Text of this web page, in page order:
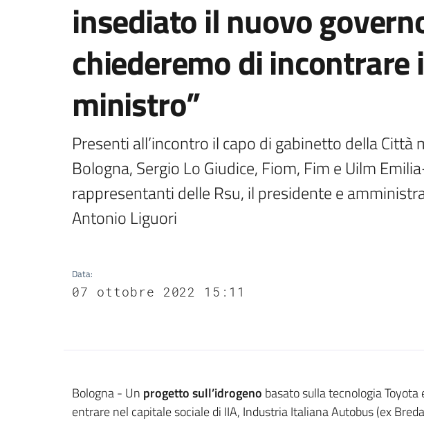
insediato il nuovo
chiederemo di incontrare
ministro”
Presenti all’incontro il capo di gabinetto della Città
Bologna, Sergio Lo Giudice, Fiom, Fim e Uilm
rappresentanti delle Rsu, il presidente e
Antonio Liguori
Data:
07 ottobre 2022 15:11
Contenuto
Bologna - Un progetto sull’idrogeno basato sulla tecnologia
entrare nel capitale sociale di IIA, Industria Italiana Autobus (ex